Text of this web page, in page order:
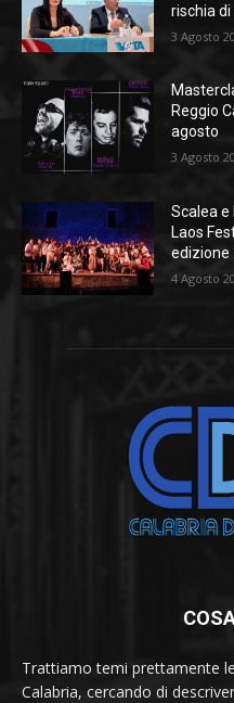
rischia
3 Agosto
Reggio
agosto
3 Agosto
Scalea e
Laos
edizione
4 Agosto
Trattiamo temi prettamente
Calabria, cercando di